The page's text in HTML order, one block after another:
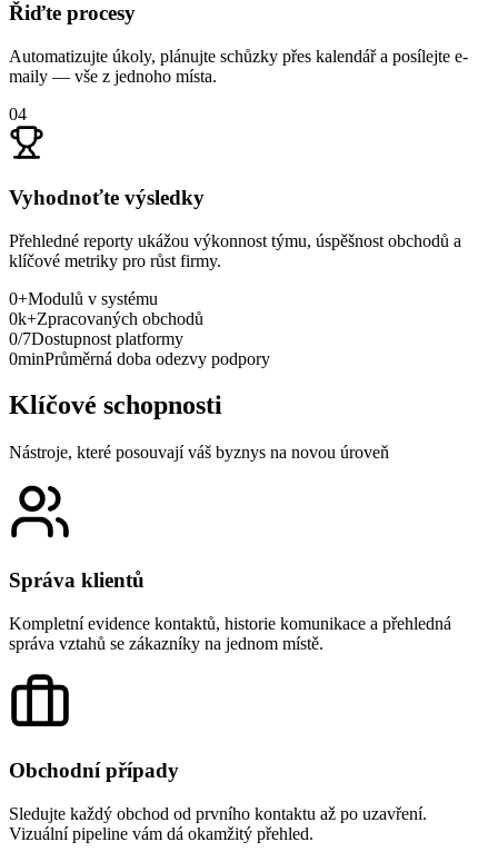
Řiďte procesy
Automatizujte úkoly, plánujte schůzky přes kalendář a posílejte e-
maily — vše z jednoho místa.
04
Vyhodnoťte výsledky
Přehledné reporty ukážou výkonnost týmu, úspěšnost obchodů a
klíčové metriky pro růst firmy.
0+Modulů v systému
0k+Zpracovaných obchodů
0/7Dostupnost platformy
0minPrůměrná doba odezvy podpory
Klíčové schopnosti
Nástroje, které posouvají váš byznys na novou úroveň
Správa klientů
Kompletní evidence kontaktů, historie komunikace a přehledná
správa vztahů se zákazníky na jednom místě.
Obchodní případy
Sledujte každý obchod od prvního kontaktu až po uzavření.
Vizuální pipeline vám dá okamžitý přehled.